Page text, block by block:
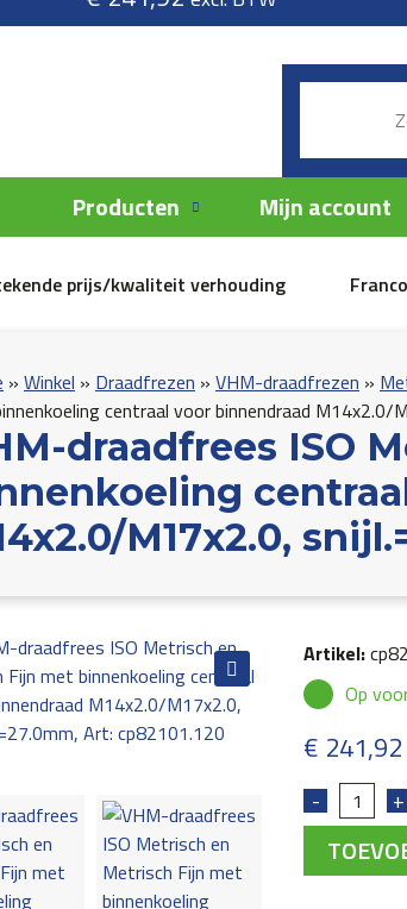
Producten
Mijn account
prijs/kwaliteit verhouding
» Winkel » Draadfrezen » VHM-draadfrezen »
centraal voor binnendraad
draadfrees ISO
M17x2.0,
Artikel:
Op
€ 241,92